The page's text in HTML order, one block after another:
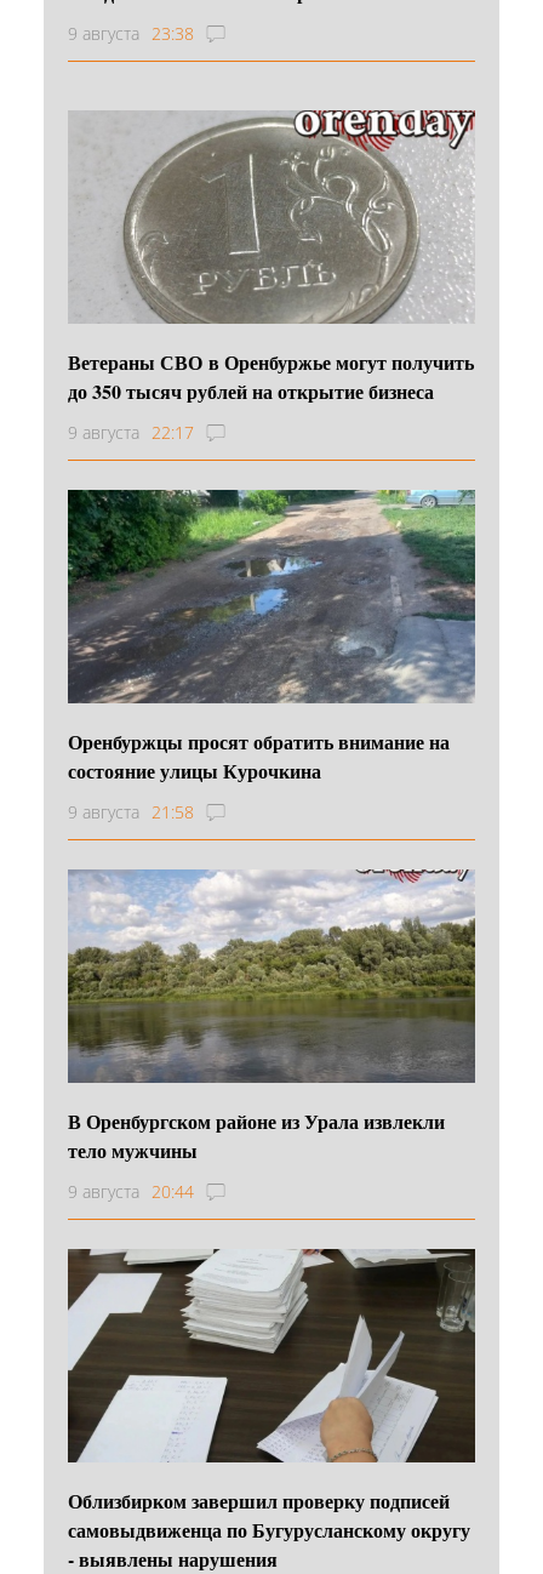
9 августа 23:38
Ветераны СВО в Оренбуржье могут получить
до 350 тысяч рублей на открытие бизнеса
9 августа 22:17
Оренбуржцы просят обратить внимание на
состояние улицы Курочкина
9 августа 21:58
В Оренбургском районе из Урала извлекли
тело мужчины
9 августа 20:44
Облизбирком завершил проверку подписей
самовыдвиженца по Бугурусланскому округу
- выявлены нарушения